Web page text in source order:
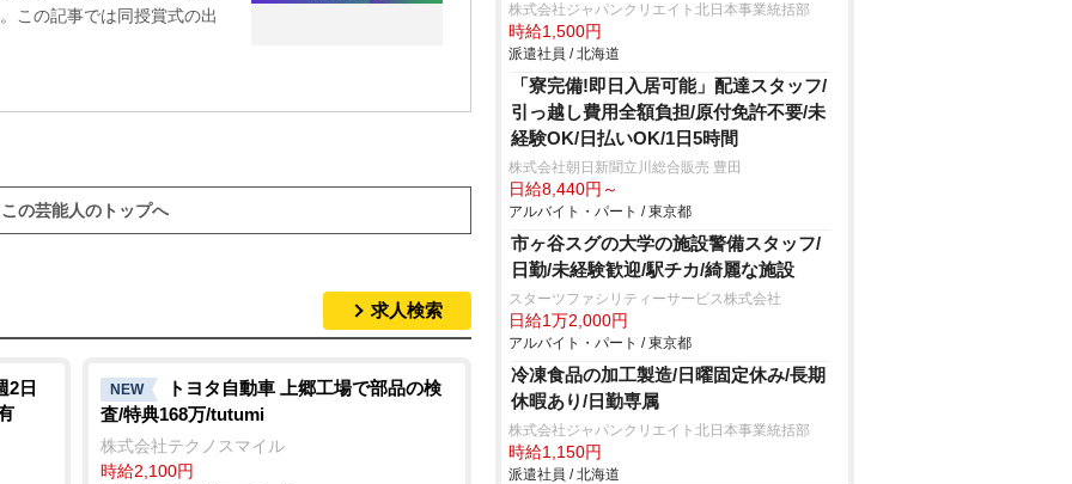
この記事では同授賞式の出
この芸能人のトップへ
求人検索
2日
NEW
トヨタ自動車 上郷工場で部品の検
査/特典168万/tutumi
株式会社テクノスマイル
時給2,100円
株式会社ジャパンクリエイト北日本事業統括部
時給1,500円
派遣社員 / 北海道
「寮完備!即日入居可能」配達スタッフ/
引っ越し費用全額負担/原付免許不要/未
経験OK/日払いOK/1日5時間
株式会社朝日新聞立川総合販売 豊田
日給8,440円～
アルバイト・パート / 東京都
市ヶ谷スグの大学の施設警備スタッフ/
日勤/未経験歓迎/駅チカ/綺麗な施設
スターツファシリティーサービス株式会社
日給1万2,000円
アルバイト・パート / 東京都
冷凍食品の加工製造/日曜固定休み/長期
休暇あり/日勤専属
株式会社ジャパンクリエイト北日本事業統括部
時給1,150円
派遣社員 / 北海道